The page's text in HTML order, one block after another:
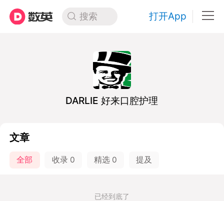
搜索 打开App
DARLIE 好来口腔护理
文章
全部 收录 0 精选 0 提及
已经到底了